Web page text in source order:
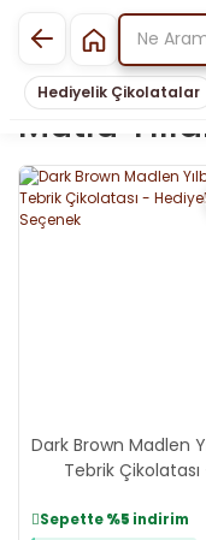
Hediyelik Çikolatalar
Mutlu
Dark Brown Madlen
Tebrik
Sepette%5 indirim